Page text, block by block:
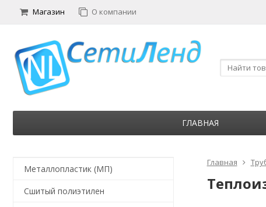
Магазин О компании
ГЛАВНАЯ
Главная
Металлопластик (МП)
Сшитый полиэтилен